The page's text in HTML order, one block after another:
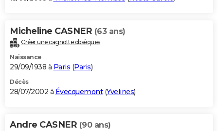
Micheline CASNER (63 ans)
Créer une cagnotte obsèques
Naissance
29/09/1938 à Paris (Paris)
Décès
28/07/2002 à Évecquemont(Yvelines)
Andre CASNER (90 ans)